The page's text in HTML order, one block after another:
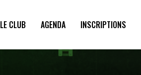
LE CLUB AGENDA INSCRIPTIONS